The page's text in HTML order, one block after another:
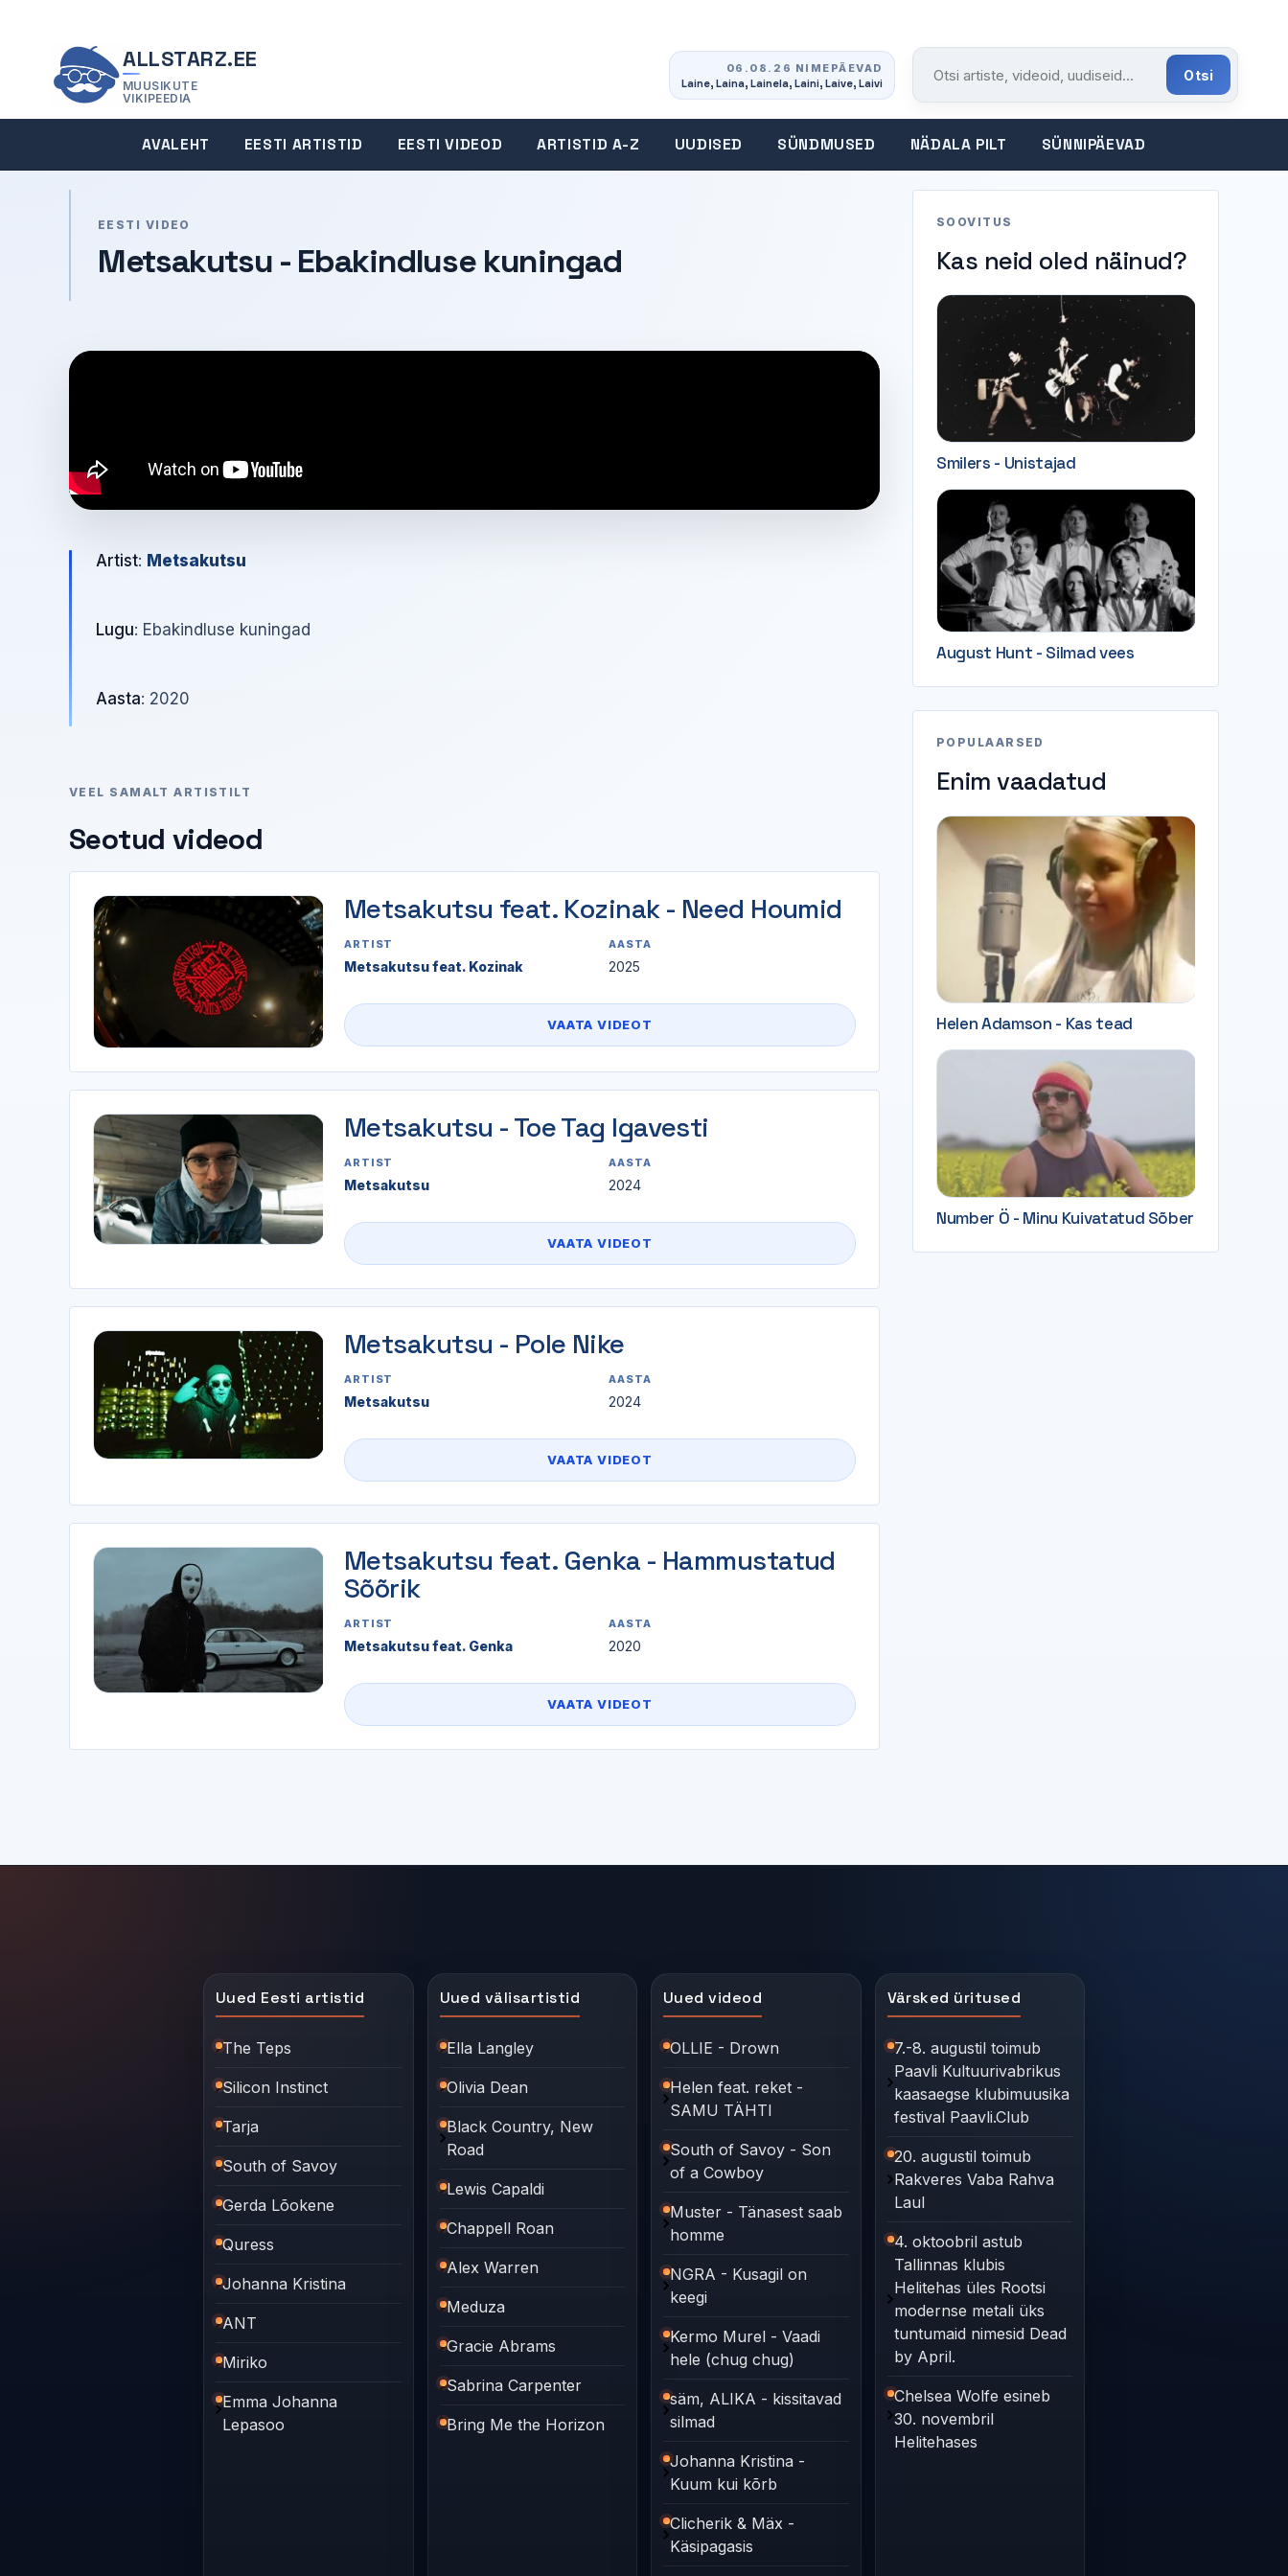
ALLSTARZ.EE
MUUSIKUTE
VIKIPEEDIA
06.08.26 NIMEPÄEVAD
Laine, Laina, Lainela, Laini, Laive, Laivi
Otsi portaalist
Otsi
AVALEHT EESTI ARTISTID EESTI VIDEOD ARTISTID A-Z UUDISED SÜNDMUSED NÄDALA PILT SÜNNIPÄEVAD
EESTI VIDEO
Metsakutsu - Ebakindluse kuningad
Artist: Metsakutsu
Lugu: Ebakindluse kuningad
Aasta: 2020
VEEL SAMALT ARTISTILT
Seotud videod
Metsakutsu feat. Kozinak - Need Houmid
ARTIST
Metsakutsu feat. Kozinak
AASTA
2025
VAATA VIDEOT
Metsakutsu - Toe Tag Igavesti
ARTIST
Metsakutsu
AASTA
2024
VAATA VIDEOT
Metsakutsu - Pole Nike
ARTIST
Metsakutsu
AASTA
2024
VAATA VIDEOT
Metsakutsu feat. Genka - Hammustatud
Sõõrik
ARTIST
Metsakutsu feat. Genka
AASTA
2020
VAATA VIDEOT
SOOVITUS
Kas neid oled näinud?
Smilers - Unistajad
August Hunt - Silmad vees
POPULAARSED
Enim vaadatud
Helen Adamson - Kas tead
Number Ö - Minu Kuivatatud Sõber
Uued Eesti artistid
The Teps
Silicon Instinct
Tarja
South of Savoy
Gerda Lõokene
Quress
Johanna Kristina
ANT
Miriko
Emma Johanna
Lepasoo
Uued välisartistid
Ella Langley
Olivia Dean
Black Country, New
Road
Lewis Capaldi
Chappell Roan
Alex Warren
Meduza
Gracie Abrams
Sabrina Carpenter
Bring Me the Horizon
Uued videod
OLLIE - Drown
Helen feat. reket -
SAMU TÄHTI
South of Savoy - Son
of a Cowboy
Muster - Tänasest saab
homme
NGRA - Kusagil on
keegi
Kermo Murel - Vaadi
hele (chug chug)
säm, ALIKA - kissitavad
silmad
Johanna Kristina -
Kuum kui kõrb
Clicherik & Mäx -
Käsipagasis
Värsked üritused
7.-8. augustil toimub
Paavli Kultuurivabrikus
kaasaegse klubimuusika
festival Paavli.Club
20. augustil toimub
Rakveres Vaba Rahva
Laul
4. oktoobril astub
Tallinnas klubis
Helitehas üles Rootsi
modernse metali üks
tuntumaid nimesid Dead
by April.
Chelsea Wolfe esineb
30. novembril
Helitehases